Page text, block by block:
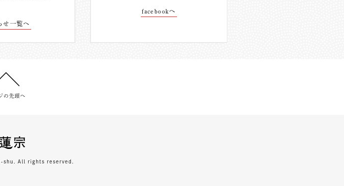
せ一覧へ
facebookへ
の先頭へ
All rights reserved.